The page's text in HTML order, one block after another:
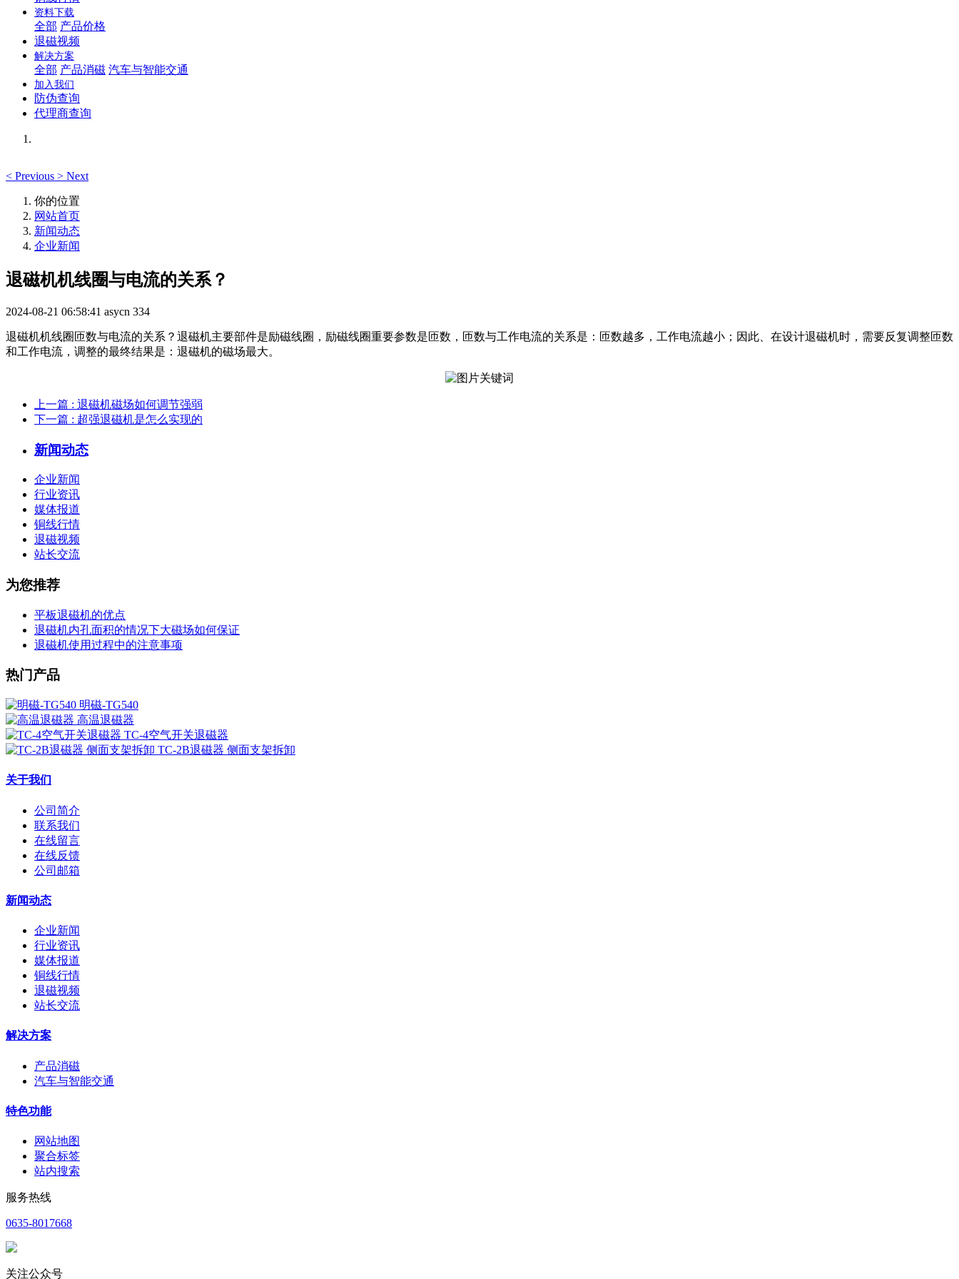
资料下载
全部 产品价格
退磁视频
解决方案
全部 产品消磁 汽车与智能交通
加入我们
防伪查询
代理商查询
< Previous > Next
你的位置
网站首页
新闻动态
企业新闻
退磁机机线圈与电流的关系？
2024-08-21 06:58:41 asycn 334
退磁机机线圈匝数与电流的关系？退磁机主要部件是励磁线圈，励磁线圈重要参数是匝数，匝数与工作电流的关系是：匝数越多，工作电流越小；因此、在设计退磁机时，需要反复调整匝数
和工作电流，调整的最终结果是：退磁机的磁场最大。
上一篇 : 退磁机磁场如何调节强弱
下一篇 : 超强退磁机是怎么实现的
新闻动态
企业新闻
行业资讯
媒体报道
铜线行情
退磁视频
站长交流
为您推荐
平板退磁机的优点
退磁机内孔面积的情况下大磁场如何保证
退磁机使用过程中的注意事项
热门产品
明磁-TG540
高温退磁器
TC-4空气开关退磁器
TC-2B退磁器 侧面支架拆卸
关于我们
公司简介
联系我们
在线留言
在线反馈
公司邮箱
新闻动态
企业新闻
行业资讯
媒体报道
铜线行情
退磁视频
站长交流
解决方案
产品消磁
汽车与智能交通
特色功能
网站地图
聚合标签
站内搜索
服务热线
0635-8017668
关注公众号